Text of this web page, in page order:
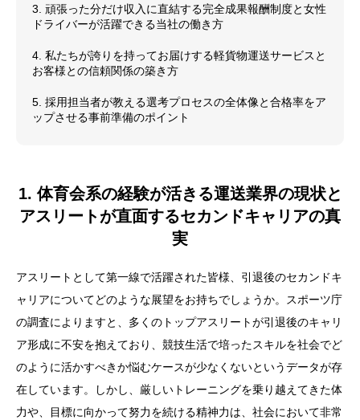
3. 頑張った分だけ収入に直結する完全成果報酬制度と女性
ドライバーが活躍できる当社の働き方
4. 私たちが誇りを持ってお届けする軽貨物運送サービスと
お客様との信頼関係の築き方
5. 採用担当者が教える選考プロセスの全体像と合格率をア
ップさせる事前準備のポイント
1. 体育会系の経験が活きる運送業界の現状と
アスリートが直面するセカンドキャリアの真
実
アスリートとして第一線で活躍された皆様、引退後のセカンドキ
ャリアについてどのような展望をお持ちでしょうか。スポーツ庁
の調査によりますと、多くのトップアスリートが引退後のキャリ
ア形成に不安を抱えており、競技生活で培ったスキルを社会でど
のように活かすべきか悩むケースが少なくないというデータが存
在しています。しかし、厳しいトレーニングを乗り越えてきた体
力や、目標に向かって努力を続ける精神力は、社会において非常